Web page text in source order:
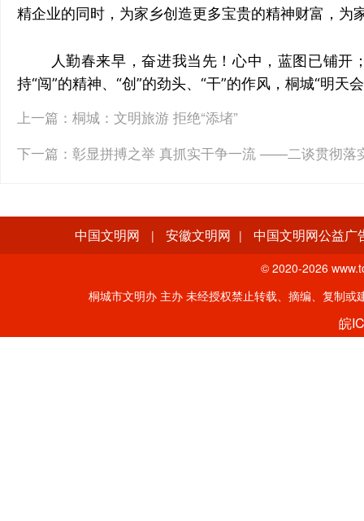
精企业的同时，为家乡创造更多宝贵的精神财富，为
人勤春来早，奋进我当先！心中，蓝图已铺
持“闯”的精神、“创”的劲头、“干”的作风，桐城“
上一篇： 桐城：文明旅游 拒绝“添堵”
下一篇： 彰显拼搏之举 真抓实干争一流 ——二谈贯彻落
中国文明网 | 安徽文明网 | 中国文明网公益广
© 2020-2026
桐城市文明办 主办 未经授权禁止转载、摘编、复制
皖